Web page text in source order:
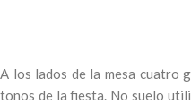
A los lados de la mesa cuatro
tonos de la fiesta. No suelo